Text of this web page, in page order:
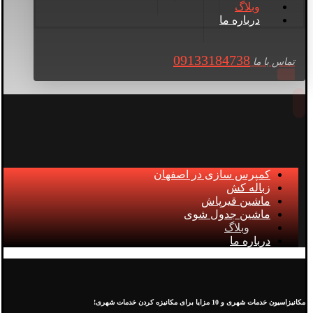
وبلاگ
درباره ما
تماس با ما 09133184738
کمپرس سازی در اصفهان
زباله کش
ماشین قیرپاش
ماشین جدول شوی
وبلاگ
درباره ما
مکانیزاسیون خدمات شهری و 10 مزایا برای مکانیزه کردن خدمات شهری!